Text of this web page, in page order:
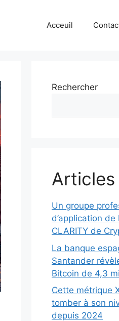
Acceuil
Rechercher
Un groupe
d’application
CLARITY de
La banque
Santander
Bitcoin de 4,3
Cette métrique
tomber à son
depuis 2024